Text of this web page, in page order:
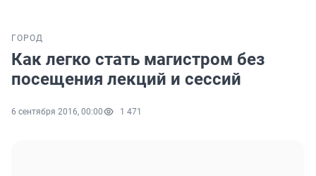
ГОРОД
Как легко стать магистром без
посещения лекций и сессий
6 сентября 2016, 00:00 1 471